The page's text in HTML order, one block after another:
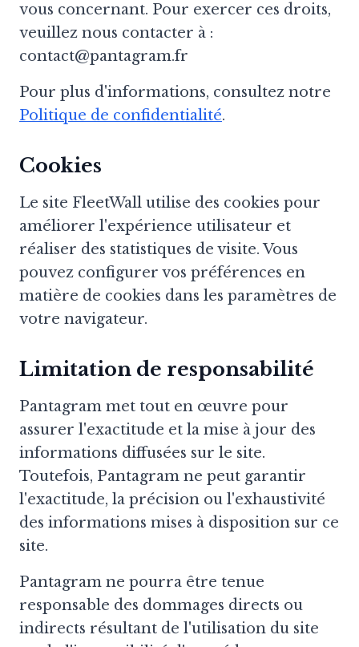
vous concernant. Pour exercer ces droits,
veuillez nous contacter à :
contact@pantagram.fr
Pour plus d'informations, consultez notre
Politique de confidentialité.
Cookies
Le site FleetWall utilise des cookies pour
améliorer l'expérience utilisateur et
réaliser des statistiques de visite. Vous
pouvez configurer vos préférences en
matière de cookies dans les paramètres de
votre navigateur.
Limitation de responsabilité
Pantagram met tout en œuvre pour
assurer l'exactitude et la mise à jour des
informations diffusées sur le site.
Toutefois, Pantagram ne peut garantir
l'exactitude, la précision ou l'exhaustivité
des informations mises à disposition sur ce
site.
Pantagram ne pourra être tenue
responsable des dommages directs ou
indirects résultant de l'utilisation du site